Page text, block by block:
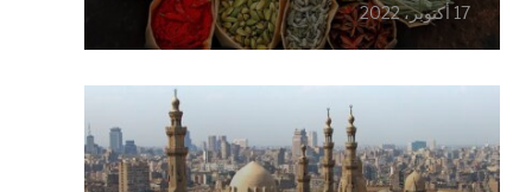
17 أكتوبر، 2022